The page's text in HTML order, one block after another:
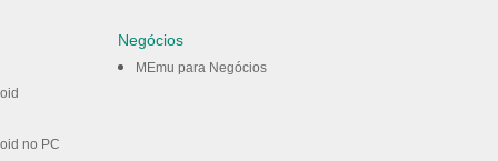
no PC
Negócios
MEmu para Negócios